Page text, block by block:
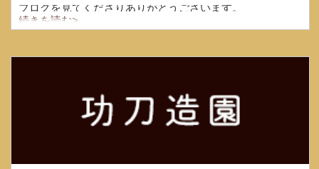
ブログを見てくださりありがとうございます。
功刀造園代表の功刀です。
ました。
続きを読む>